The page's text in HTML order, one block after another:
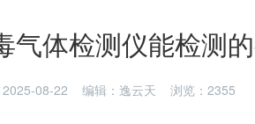
气体检测仪能检测
2025-08-22 编辑：逸云天 浏览： 2355